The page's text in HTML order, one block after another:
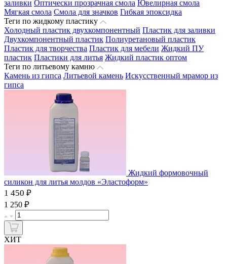
заливки Оптически прозрачная смола Ювелирная смола
Мягкая смола Смола для значков Гибкая эпоксидка
Теги по жидкому пластику
Холодный пластик двухкомпонентный Пластик для заливки
Двухкомпонентный пластик Полиуретановый пластик
Пластик для творчества Пластик для мебели Жидкий ПУ
пластик Пластики для литья Жидкий пластик оптом
Теги по литьевому камню
Камень из гипса Литьевой камень Искусственный мрамор из
гипса
Жидкий формовочный
силикон для литья молдов «Эластоформ»
1 450 ₽
1 250 ₽
ХИТ